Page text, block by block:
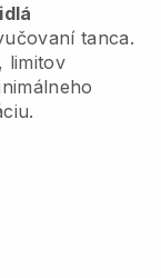
tanca.
limitov